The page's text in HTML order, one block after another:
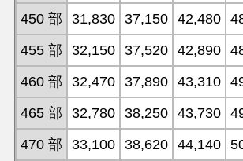
450 部
31,830 37,150 42,480
455 部
32,150 37,520 42,890
460 部
32,470 37,890 43,310
465 部
32,780 38,250 43,730
470 部
33,100 38,620 44,140